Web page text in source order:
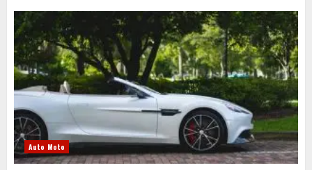
Auto Moto